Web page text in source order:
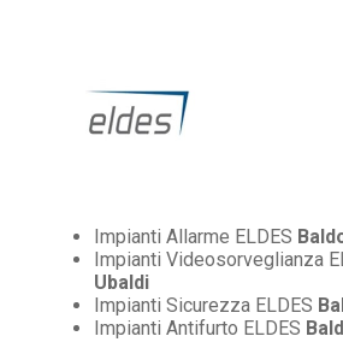
Impianti Allarme ELDES
Impianti Videosorveglianza
Ubaldi
Impianti Sicurezza ELDES
Impianti Antifurto ELDES